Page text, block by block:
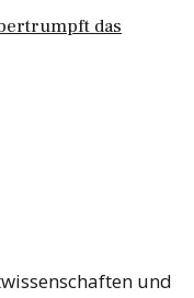
das
und